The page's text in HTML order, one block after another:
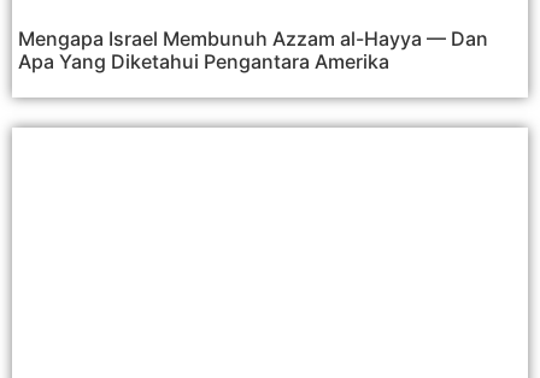
Mengapa Israel Membunuh Azzam al-Hayya — Dan
Apa Yang Diketahui Pengantara Amerika